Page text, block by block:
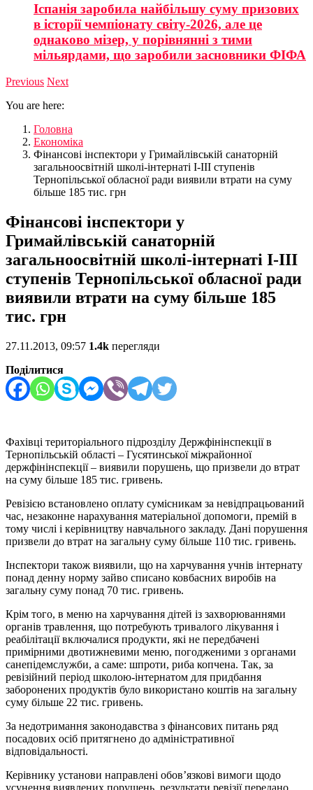
Іспанія заробила найбільшу суму призових
в історії чемпіонату світу-2026, але це
однаково мізер, у порівнянні з тими
мільярдами, що заробили засновники ФІФА
Previous Next
You are here:
Головна
Економіка
Фінансові інспектори у Гримайлівській санаторній
загальноосвітній школі-інтернаті I-III ступенів
Тернопільської обласної ради виявили втрати на суму
більше 185 тис. грн
Фінансові інспектори у
Гримайлівській санаторній
загальноосвітній школі-інтернаті I-III
ступенів Тернопільської обласної ради
виявили втрати на суму більше 185
тис. грн
27.11.2013, 09:57 1.4k перегляди
Поділитися
Фахівці територіального підрозділу Держфінінспекції в
Тернопільській області – Гусятинської міжрайонної
держфінінспекції – виявили порушень, що призвели до втрат
на суму більше 185 тис. гривень.
Ревізією встановлено оплату сумісникам за невідпрацьований
час, незаконне нарахування матеріальної допомоги, премій в
тому числі і керівництву навчального закладу. Дані порушення
призвели до втрат на загальну суму більше 110 тис. гривень.
Інспектори також виявили, що на харчування учнів інтернату
понад денну норму зайво списано ковбасних виробів на
загальну суму понад 70 тис. гривень.
Крім того, в меню на харчування дітей із захворюваннями
органів травлення, що потребують тривалого лікування і
реабілітації включалися продукти, які не передбачені
примірними двотижневими меню, погодженими з органами
санепідемслужби, а саме: шпроти, риба копчена. Так, за
ревізійний період школою-інтернатом для придбання
заборонених продуктів було використано коштів на загальну
суму більше 22 тис. гривень.
За недотримання законодавства з фінансових питань ряд
посадових осіб притягнено до адміністративної
відповідальності.
Керівнику установи направлені обов’язкові вимоги щодо